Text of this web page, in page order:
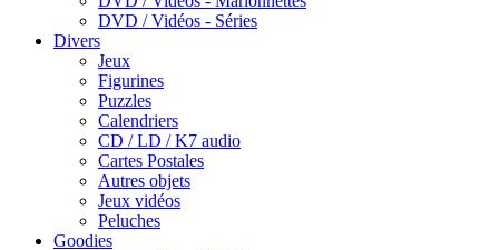
DVD / Vidéos - Séries
Divers
Jeux
Figurines
Puzzles
Calendriers
CD / LD / K7 audio
Cartes Postales
Autres objets
Jeux vidéos
Peluches
Goodies